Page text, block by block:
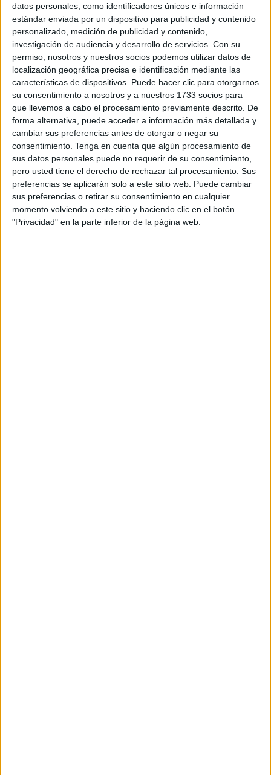
datos personales, como identificadores únicos e información
estándar enviada por un dispositivo para publicidad y contenido
personalizado, medición de publicidad y contenido,
investigación de audiencia y desarrollo de servicios. Con su
permiso, nosotros y nuestros socios podemos utilizar datos de
localización geográfica precisa e identificación mediante las
características de dispositivos. Puede hacer clic para otorgarnos
su consentimiento a nosotros y a nuestros 1733 socios para
que llevemos a cabo el procesamiento previamente descrito. De
forma alternativa, puede acceder a información más detallada y
cambiar sus preferencias antes de otorgar o negar su
consentimiento. Tenga en cuenta que algún procesamiento de
sus datos personales puede no requerir de su consentimiento,
pero usted tiene el derecho de rechazar tal procesamiento. Sus
preferencias se aplicarán solo a este sitio web. Puede cambiar
sus preferencias o retirar su consentimiento en cualquier
momento volviendo a este sitio y haciendo clic en el botón
"Privacidad" en la parte inferior de la página web.
Vox Ceuta exige a Vivas que "deje de
buscar excusas" ante la crisis
migratoria